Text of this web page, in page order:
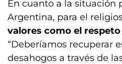
En cuanto a la situación
Argentina, para el
valores como el
“Deberíamos recuperar
desahogos a través de